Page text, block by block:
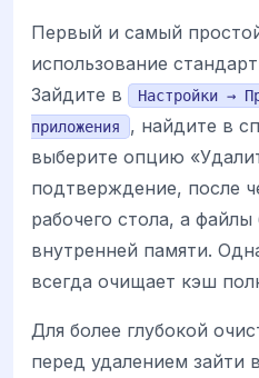
Первый и самый
использование
Зайдите в
Настройки →
приложения
, найдите в
выберите опцию
подтверждение, после
рабочего стола, а
внутренней памяти.
всегда очищает кэш
Для более глубокой
перед удалением зайти